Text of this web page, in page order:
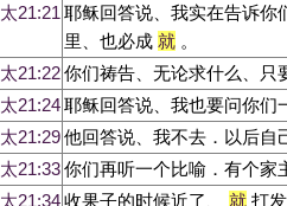
太21:21 耶稣回答说、我实在告诉你
里、也必成 就 。
太21:22你们祷告、无论求什么、只
太21:24耶稣回答说、我也要问你们
太21:29他回答说、我不去．以后自
太21:33你们再听一个比喻．有个家
太21:34收果子的时候近了、 就 打